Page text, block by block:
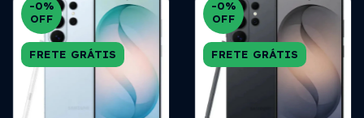
-0%
OFF
FRETE GRÁTIS
-0%
OFF
FRETE GRÁTIS